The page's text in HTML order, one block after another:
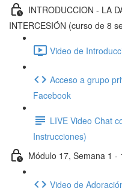
INTRODUCCION - LA
INTERCESIÓN (curso de 8
Video de
Acceso a grupo
Facebook
LIVE Video Chat
Instrucciones)
Módulo 17, Semana 1 -
Video de